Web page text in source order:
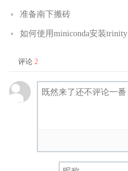
准备南下搬砖
如何使用miniconda安装trinity
评论 2